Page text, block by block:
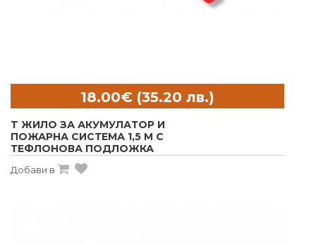
T ЖИЛО ЗА АКУМУЛАТОР И
ПОЖАРНА СИСТЕМА 1,5 М С
ТЕФЛОНОВА ПОДЛОЖКА
Добави в